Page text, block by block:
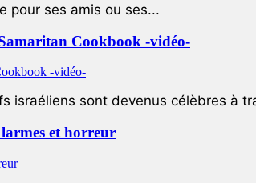
pour ses amis ou ses...
Cookbook -vidéo-
israéliens sont devenus célèbres à
et horreur